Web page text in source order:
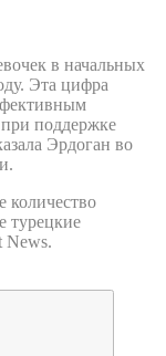
в начальных
Эта цифра
поддержке
Эрдоган во
количество
турецкие
News.